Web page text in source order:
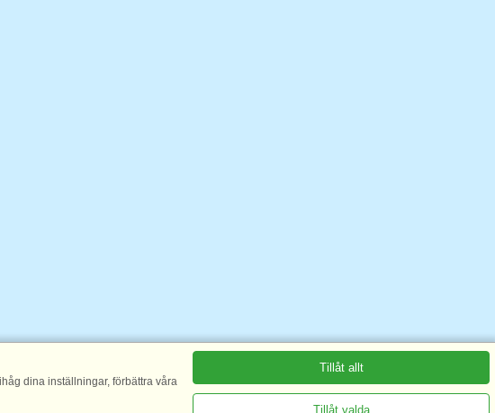
dina inställningar, förbättra våra
Tillåt allt
Tillåt valda